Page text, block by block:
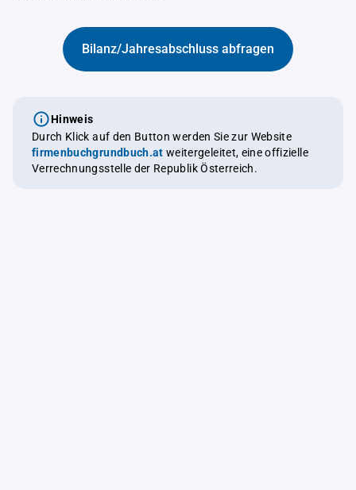
Bilanz/Jahresabschluss abfragen
Hinweis
Durch Klick auf den Button werden Sie zur Website
firmenbuchgrundbuch.at weitergeleitet, eine offizielle
Verrechnungsstelle der Republik Österreich.